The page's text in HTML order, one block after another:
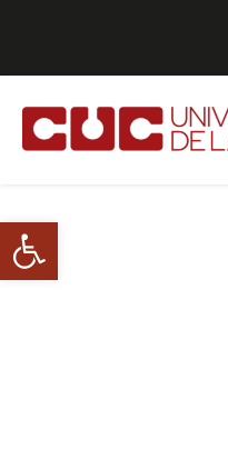
Abrir barra de